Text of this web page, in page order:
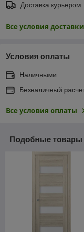
Доставка курьером
Все условия доставки
Условия оплаты
Наличными
Безналичный
Все условия оплаты
Подобные товары